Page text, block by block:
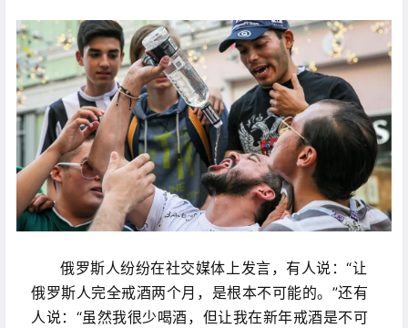
俄罗斯人纷纷在社交媒体上发言，有人说：“让
俄罗斯人完全戒酒两个月，是根本不可能的。”还有
人说：“虽然我很少喝酒，但让我在新年戒酒是不可